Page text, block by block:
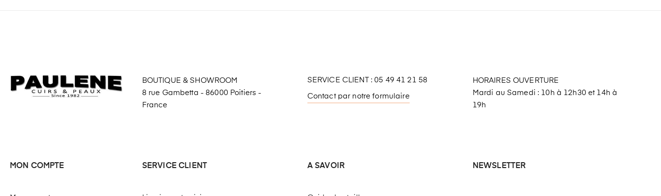
BOUTIQUE & SHOWROOM
8 rue Gambetta - 86000 Poitiers -
France
SERVICE CLIENT : 05 49 41 21 58
Contact par notre formulaire
HORAIRES OUVERTURE
Mardi au Samedi : 10h à 12h30 et 14h à
19h
MON COMPTE SERVICE CLIENT A SAVOIR NEWSLETTER